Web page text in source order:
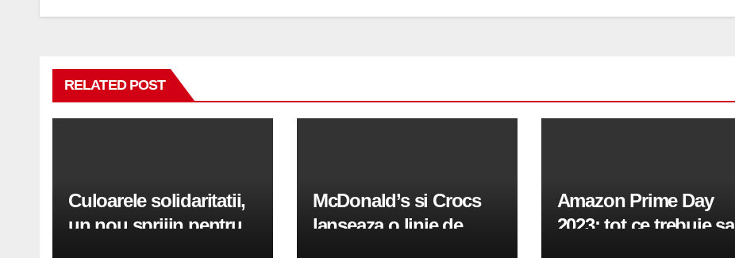
RELATED POST
Culoarele solidaritatii,
un nou sprijin pentru
McDonald’s si Crocs
lanseaza o linie de
Amazon Prime Day
2023: tot ce trebuie sa